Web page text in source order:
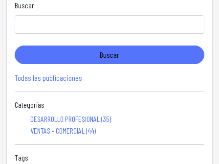
Buscar
Buscar
Todas las publicaciones
Categorías
DESARROLLO PROFESIONAL (35)
VENTAS - COMERCIAL (44)
Tags